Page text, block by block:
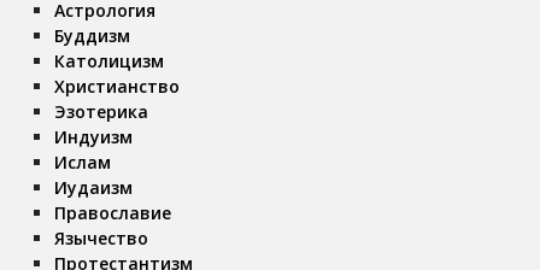
Астрология
Буддизм
Католицизм
Христианство
Эзотерика
Индуизм
Ислам
Иудаизм
Православие
Язычество
Протестантизм